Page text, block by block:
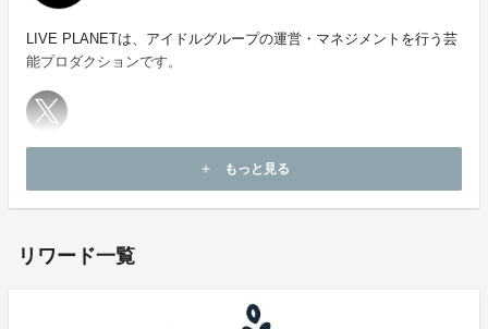
＋フラワースタンドお名前掲載＋サイン入りブロマイド
＆ オリジナルアクリルキーホルダー
300,000円支援・・・単独スタンドフラワー
＋フラワースタンドお名前掲載＋サイン入りブロマイド
フラワースタンドお名前掲載＋サイン入りブロマイド
LIVE PLANETは、アイドルグループの運営・マネジメントを行う芸
能プロダクションです。
add もっと見る
リワード一覧